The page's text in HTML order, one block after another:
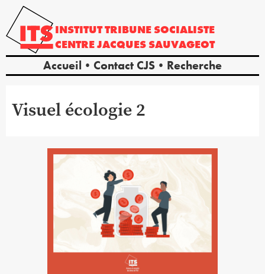
INSTITUTTRIBUNE SOCIALISTE
CENTREJACQUES SAUVAGEOT
Accueil Contact CJS Recherche
Visuel écologie 2